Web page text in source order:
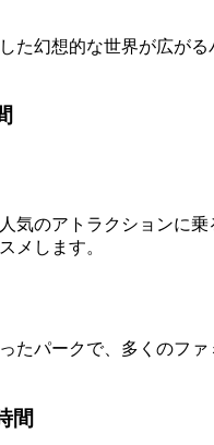
た幻想的な世界が広が
気のアトラクションに
メします。
たパークで、多くのフ
間